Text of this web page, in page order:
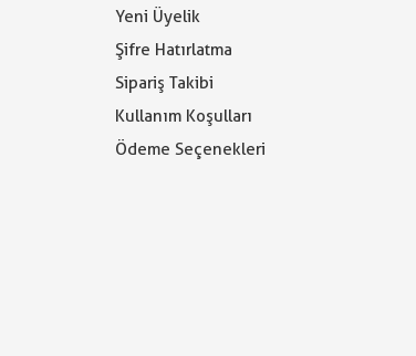
Yeni Üyelik
Şifre Hatırlatma
Sipariş Takibi
Kullanım Koşulları
Ödeme Seçenekleri